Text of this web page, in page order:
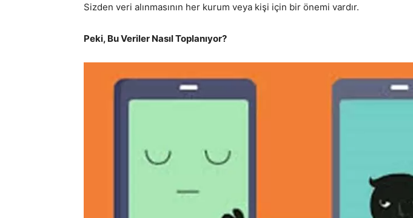
Sizden veri alınmasının her kurum veya kişi için bir önemi vardır.
Peki, Bu Veriler Nasıl Toplanıyor?